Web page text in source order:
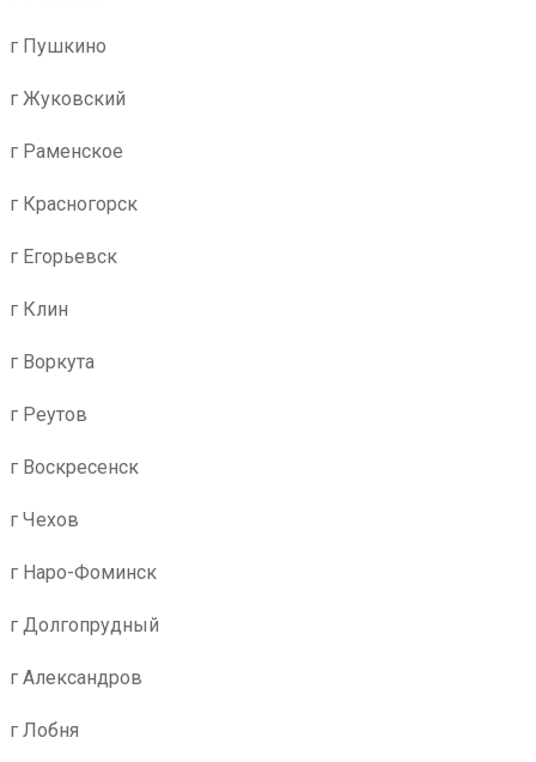
г Пушкино
г Жуковский
г Раменское
г Красногорск
г Егорьевск
г Клин
г Воркута
г Реутов
г Воскресенск
г Чехов
г Наро-Фоминск
г Долгопрудный
г Александров
г Лобня